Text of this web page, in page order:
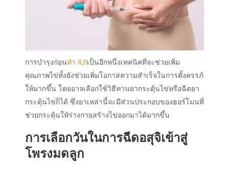
การบำรุงก่อนทำ IUIเป็นอีกหนึ่งเทคนิคที่จะช่วยเพิ่ม
คุณภาพไข่ทั้งยังช่วยเพิ่มโอกาสความสำเร็จในการตั้งครรภ์
ให้มากขึ้น โดยอาจเลือกใช้วิธีทานยากระตุ้นไข่หรือฉีดยา
กระตุ้นไข่ก็ได้ ซึ่งยาเหล่านี้จะมีส่วนประกอบของฮอร์โมนที่
ช่วยกระตุ้นให้ร่างกายสร้างไข่ออกมาได้มากขึ้น
การเลือกวันในการฉีดอสุจิเข้าสู่
โพรงมดลูก